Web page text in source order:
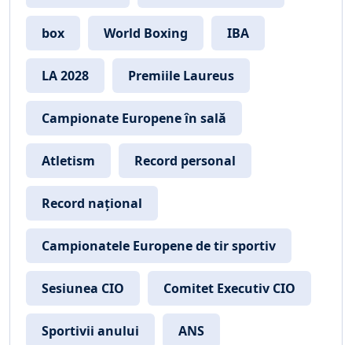
box World Boxing IBA
LA 2028 Premiile Laureus
Campionate Europene în sală
Atletism Record personal
Record național
Campionatele Europene de tir sportiv
Sesiunea CIO Comitet Executiv CIO
Sportivii anului ANS